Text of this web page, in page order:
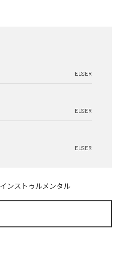
ELSER
ELSER
ELSER
インストゥルメンタル